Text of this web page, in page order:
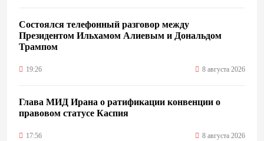
Состоялся телефонный разговор между
Президентом Ильхамом Алиевым и Дональдом
Трампом
19:26 8 августа 2026
Глава МИД Ирана о ратификации конвенции о
правовом статусе Каспия
17:56 8 августа 2026